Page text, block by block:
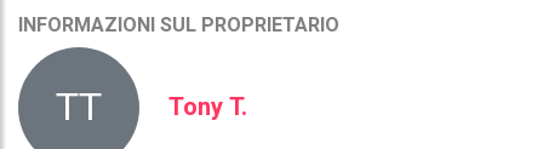
INFORMAZIONI SUL PROPRIETARIO
TT Tony T.